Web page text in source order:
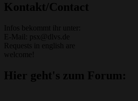
Kontakt/Contact
Infos bekommt ihr unter:
E-Mail: psx@dlvs.de
Requests in english are
welcome!
Hier geht's zum Forum: